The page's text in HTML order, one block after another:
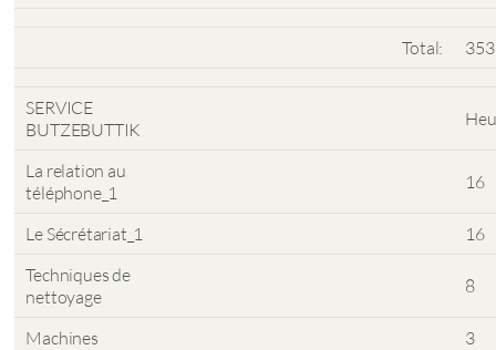
Total:
SERVICE
BUTZEBUTTIK
La relation au
téléphone_1
16
Le Sécrétariat_1
16
Techniques de
nettoyage
8
Machines
3